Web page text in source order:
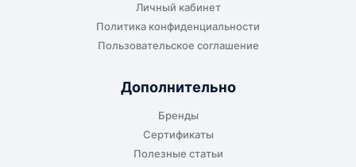
Личный кабинет
Политика конфиденциальности
Пользовательское соглашение
Дополнительно
Бренды
Сертификаты
Полезные статьи